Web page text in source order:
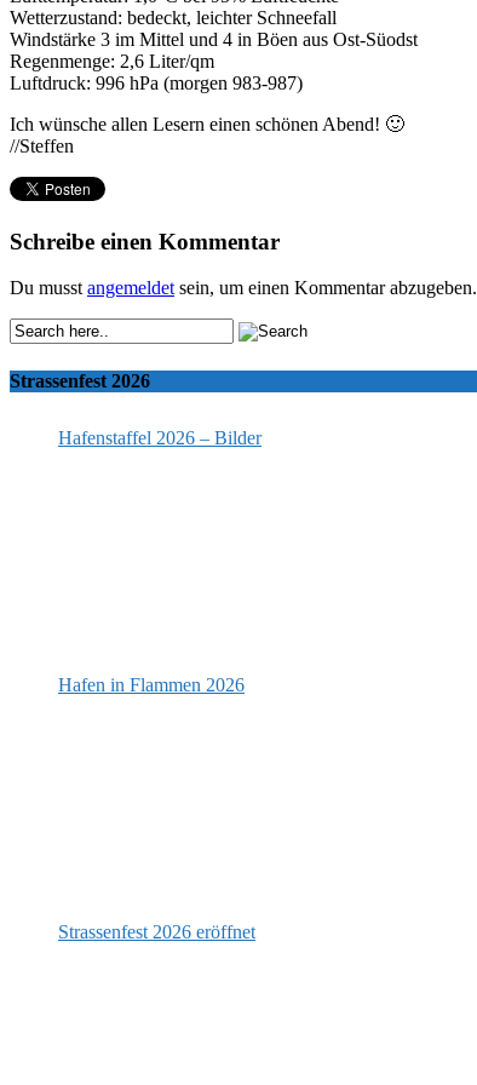
Wetterzustand: bedeckt, leichter Schneefall
Windstärke 3 im Mittel und 4 in Böen aus Ost-Süodst
Regenmenge: 2,6 Liter/qm
Luftdruck: 996 hPa (morgen 983-987)
Ich wünsche allen Lesern einen schönen Abend! 🙂
//Steffen
Schreibe einen Kommentar
Du musst angemeldet sein, um einen Kommentar abzugeben.
Strassenfest 2026
Hafenstaffel 2026 – Bilder
Hafen in Flammen 2026
Strassenfest 2026 eröffnet